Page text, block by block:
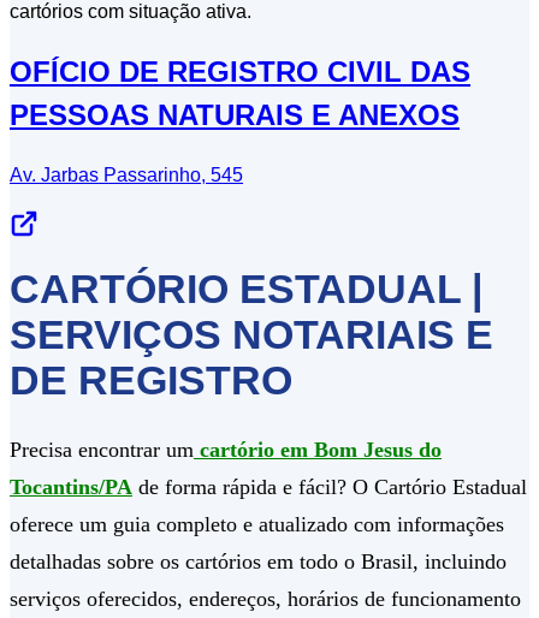
cartórios com situação ativa.
OFÍCIO DE REGISTRO CIVIL DAS
PESSOAS NATURAIS E ANEXOS
Av. Jarbas Passarinho, 545
CARTÓRIO ESTADUAL |
SERVIÇOS NOTARIAIS E
DE REGISTRO
Precisa encontrar um cartório em Bom Jesus do
Tocantins/PA de forma rápida e fácil? O Cartório Estadual
oferece um guia completo e atualizado com informações
detalhadas sobre os cartórios em todo o Brasil, incluindo
serviços oferecidos, endereços, horários de funcionamento